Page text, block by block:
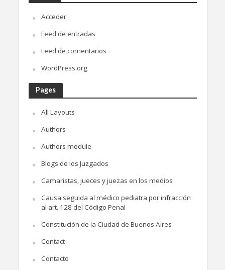
Acceder
Feed de entradas
Feed de comentarios
WordPress.org
Pages
All Layouts
Authors
Authors module
Blogs de los Juzgados
Camaristas, jueces y juezas en los medios
Causa seguida al médico pediatra por infracción
al art. 128 del Código Penal
Constitución de la Ciudad de Buenos Aires
Contact
Contacto